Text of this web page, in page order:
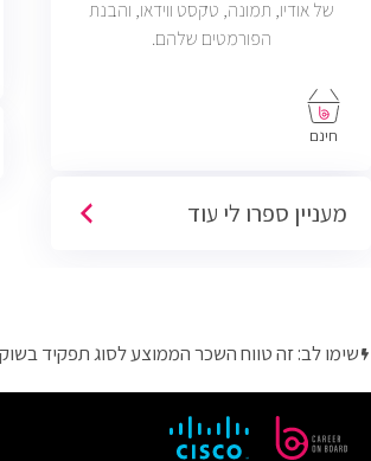
של אודיו, תמונה, טקסט ווידאו, והבנת
הפורמטים שלהם.
חינם
מעניין ספרו לי עוד
שימו לב: זה טווח השכר הממוצע לסוג תפקיד